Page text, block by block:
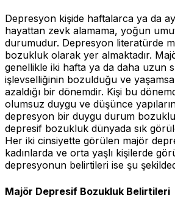
Depresyon kişide haftalarca ya da
hayattan zevk alamama, yoğun
durumudur. Depresyon literatürde
bozukluk olarak yer almaktadır.
genellikle iki hafta ya da daha uzun
işlevselliğinin bozulduğu ve
azaldığı bir dönemdir. Kişi bu
olumsuz duygu ve düşünce
depresyon bir duygu durum
depresif bozukluk dünyada sık
Her iki cinsiyette görülen majör
kadınlarda ve orta yaşlı kişilerde
depresyonun belirtileri ise şu
Majör Depresif Bozukluk Belirtileri